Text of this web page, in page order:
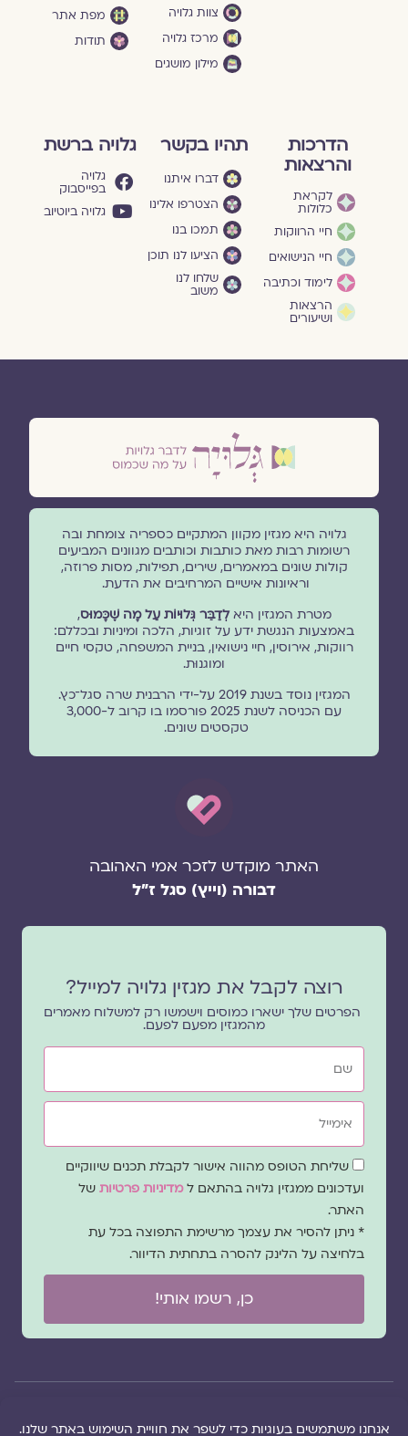
צוות גלויה
מרכז גלויה
מילון מושגים
מפת אתר
תודות
הדרכות
והרצאות
לקראת
כלולות
חיי הרווקות
חיי הנישואים
לימוד וכתיבה
הרצאות
ושיעורים
תהיו בקשר
דברו איתנו
הצטרפו אלינו
תמכו בנו
הציעו לנו תוכן
שלחו לנו
משוב
גלויה ברשת
גלויה
בפייסבוק
גלויה ביוטיוב
גלויה היא מגזין מקוון המתקיים כספריה צומחת ובה
רשומות רבות מאת כותבות וכותבים מגוונים המביעים
קולות שונים במאמרים, שירים, תפילות, מסות פרוזה,
וראיונות אישיים המרחיבים את הדעת.
מטרת המגזין היאלְדַבֵּר גְּלוּיוֹת עַל מָה שֶׁכָּמוּס,
באמצעות הנגשת ידע על זוגיות, הלכה ומיניות ובכללם:
רווקות, אירוסין, חיי נישואין, בניית המשפחה, טקסי חיים
ומוגנוּת.
המגזין נוסד בשנת 2019 על-ידי הרבנית שרה סגל־כץ.
עם הכניסה לשנת 2025 פורסמו בו קרוב ל-3,000
טקסטים שונים.
האתר מוקדש לזכר אמי האהובה
דבורה (וייץ) סגל ז"ל
רוצה לקבל את מגזין גלויה למייל?
הפרטים שלך ישארו כמוסים וישמשו רק למשלוח מאמרים
מהמגזין מפעם לפעם.
שם
אימייל
שדה
הסכמה
שליחת הטופס מהווה אישור לקבלת תכנים שיווקיים
ועדכונים ממגזין גלויה בהתאם למדיניות פרטיות של
האתר.
* ניתן להסיר את עצמך מרשימת התפוצה בכל עת
בלחיצה על הלינק להסרה בתחתית הדיוור.
כן, רשמו אותי!
הוקם ב ❤ על ידי –